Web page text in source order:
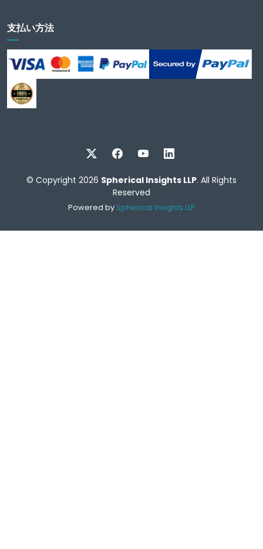
支払い方法
© Copyright 2026 Spherical Insights LLP. All Rights
Reserved
Powered by Spherical Insights LLP